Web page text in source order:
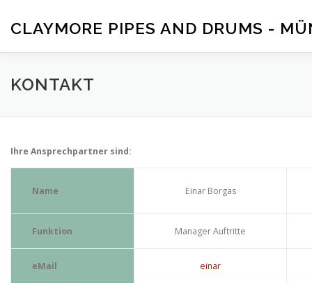
springen
CLAYMORE PIPES AND DRUMS -
HOME BAND
KONTAKT
Ihre Ansprechpartner sind:
Name Einar Borgas
Funktion Manager Auftritte
eMail einar